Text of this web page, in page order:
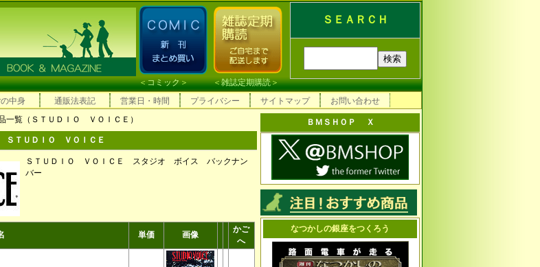
ＳＥＡＲＣＨ
＜コミック＞ ＜雑誌定期購読＞
中身 通販法表記 営業日・時間 プライバシー サイトマップ お問い合わせ
一覧（ＳＴＵＤＩＯ ＶＯＩＣＥ）
ＳＴＵＤＩＯ ＶＯＩＣＥ
ＳＴＵＤＩＯ ＶＯＩＣＥ スタジオ ボイス バックナン
バー
単価 画像
かご
へ
ＢＭＳＨＯＰ Ｘ
なつかしの銀座をつくろう